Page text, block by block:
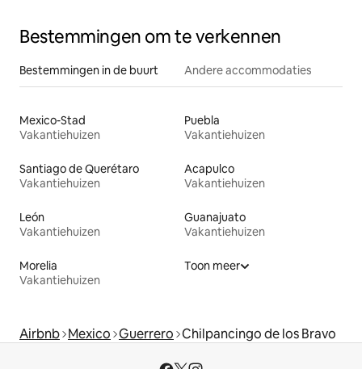
Bestemmingen om te verkennen
Bestemmingen in de buurt Andere accommodaties
Mexico-Stad
Vakantiehuizen
Puebla
Vakantiehuizen
Santiago de Querétaro
Vakantiehuizen
Acapulco
Vakantiehuizen
León
Vakantiehuizen
Guanajuato
Vakantiehuizen
Morelia
Vakantiehuizen
Toon meer
Airbnb Mexico Guerrero Chilpancingo de los Bravo